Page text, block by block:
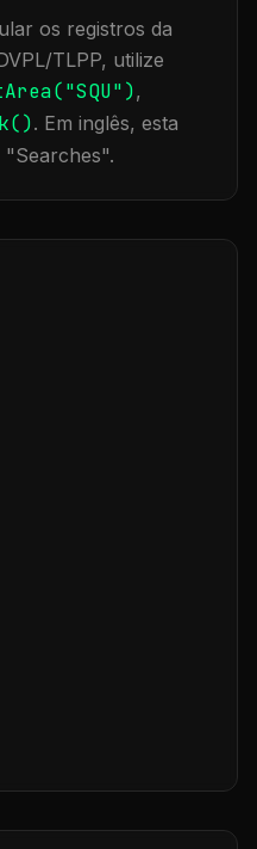
os registros da
TLPP, utilize
SQU"),
. Em inglês, esta
"Searches".